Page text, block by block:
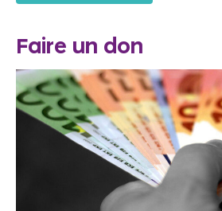
Faire un don